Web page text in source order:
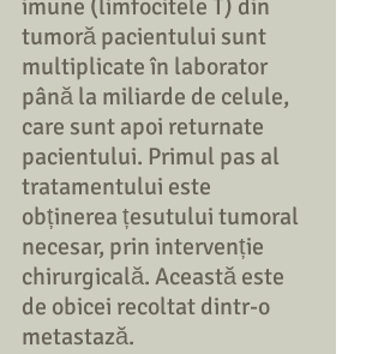
imune (limfocitele T) din
tumoră pacientului sunt
multiplicate în laborator
până la miliarde de celule,
care sunt apoi returnate
pacientului. Primul pas al
tratamentului este
obținerea țesutului tumoral
necesar, prin intervenție
chirurgicală. Această este
de obicei recoltat dintr-o
metastază.